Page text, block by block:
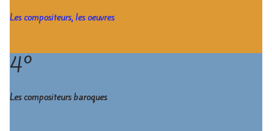
Les compositeurs, les oeuvres
4°
Les compositeurs baroques